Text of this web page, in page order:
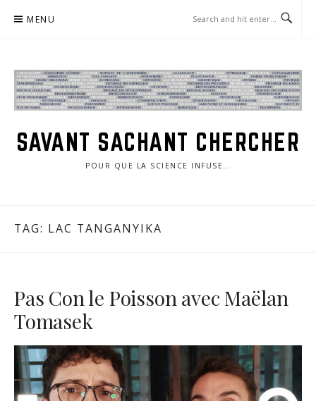
MENU
SAVANT SACHANT CHERCHER
POUR QUE LA SCIENCE INFUSE…
TAG: LAC TANGANYIKA
Pas Con le Poisson avec Maëlan
Tomasek